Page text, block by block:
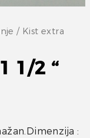
/ Kist extra
1/2 “
: